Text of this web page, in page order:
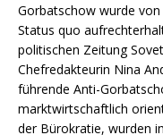
Gorbatschow wurde
Status quo
politischen Zeitung
Chefredakteurin Nina
führende Anti-
marktwirtschaftlich
der Bürokratie, wurden